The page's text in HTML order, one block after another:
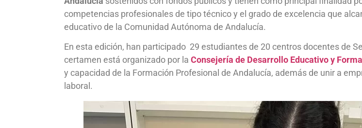
competencias profesionales de tipo técnico y el grado de excelencia que
educativo de la Comunidad Autónoma de Andalucía.
En esta edición, han participado 29 estudiantes de 20 centros docentes de
certamen está organizado por la Consejería de Desarrollo Educativo y
y capacidad de la Formación Profesional de Andalucía, además de unir a
laboral.